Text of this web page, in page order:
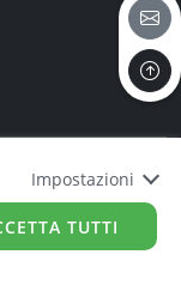
Impostazioni
TUTTI